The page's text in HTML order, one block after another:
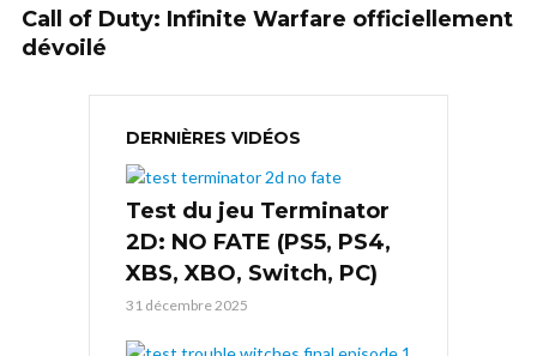
Call of Duty: Infinite Warfare officiellement
dévoilé
DERNIÈRES VIDÉOS
Test du jeu Terminator
2D: NO FATE (PS5, PS4,
XBS, XBO, Switch, PC)
31 décembre 2025